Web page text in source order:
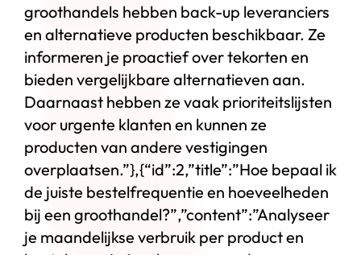
groothandels hebben back-up leveranciers
en alternatieve producten beschikbaar. Ze
informeren je proactief over tekorten en
bieden vergelijkbare alternatieven aan.
Daarnaast hebben ze vaak prioriteitslijsten
voor urgente klanten en kunnen ze
producten van andere vestigingen
overplaatsen.”},{“id”:2,”title”:”Hoe bepaal ik
de juiste bestelfrequentie en hoeveelheden
bij een groothandel?”,”content”:”Analyseer
je maandelijkse verbruik per product en